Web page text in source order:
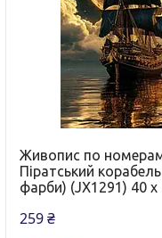
Живопис по
Піратський
фарби) (JX1291) 40 х
259 ₴